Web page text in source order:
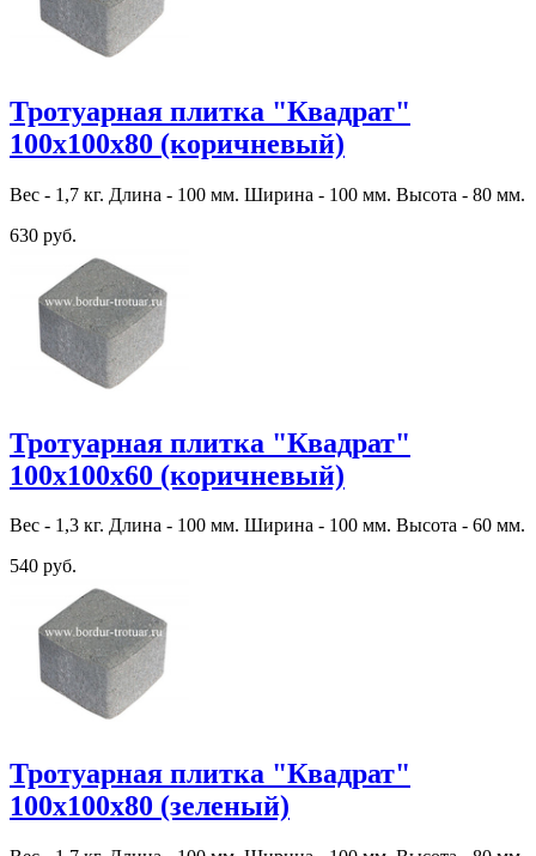
Тротуарная плитка "Квадрат"
100х100х80 (коричневый)
Вес - 1,7 кг. Длина - 100 мм. Ширина - 100 мм. Высота - 80 мм.
630 руб.
Тротуарная плитка "Квадрат"
100х100х60 (коричневый)
Вес - 1,3 кг. Длина - 100 мм. Ширина - 100 мм. Высота - 60 мм.
540 руб.
Тротуарная плитка "Квадрат"
100х100х80 (зеленый)